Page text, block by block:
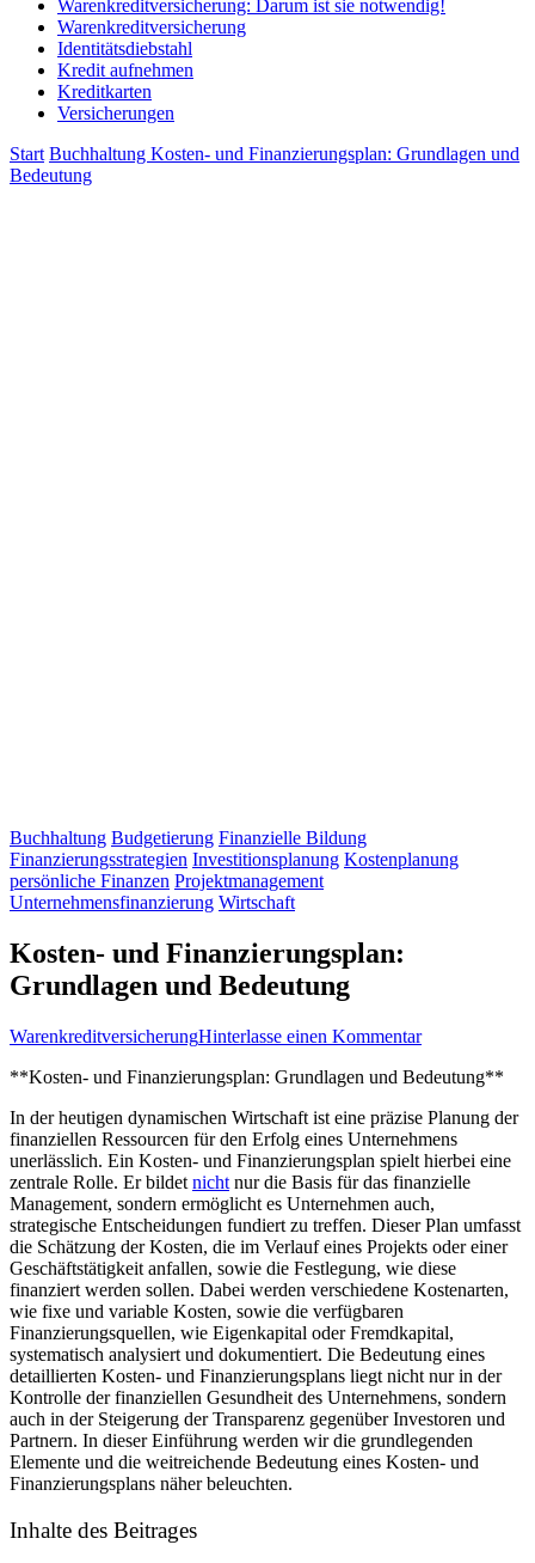
Warenkreditversicherung: Darum ist sie notwendig!
Warenkreditversicherung
Identitätsdiebstahl
Kredit aufnehmen
Kreditkarten
Versicherungen
Start Buchhaltung Kosten- und Finanzierungsplan: Grundlagen und
Bedeutung
Buchhaltung Budgetierung Finanzielle Bildung
Finanzierungsstrategien Investitionsplanung Kostenplanung
persönliche Finanzen Projektmanagement
Unternehmensfinanzierung Wirtschaft
Kosten- und Finanzierungsplan:
Grundlagen und Bedeutung
WarenkreditversicherungHinterlasse einen Kommentarzu
und
Grundlagen
und
Bedeutung
**Kosten- und Finanzierungsplan: Grundlagen und Bedeutung**
In der heutigen dynamischen Wirtschaft ist ⁣eine präzise Planung der
finanziellen⁣ Ressourcen⁤ für den Erfolg eines Unternehmens
unerlässlich. Ein Kosten- und Finanzierungsplan spielt hierbei eine
zentrale Rolle.​ Er bildet nicht nur die Basis für das finanzielle
Management, sondern ‌ermöglicht⁤ es Unternehmen auch,
strategische Entscheidungen fundiert ‌zu treffen. Dieser Plan umfasst
die Schätzung der‍ Kosten, die im ​Verlauf eines Projekts oder einer
Geschäftstätigkeit anfallen, sowie die Festlegung, wie diese
finanziert werden sollen. Dabei werden verschiedene Kostenarten,
wie fixe und variable Kosten, ‍sowie die⁢ verfügbaren
Finanzierungsquellen, wie Eigenkapital ⁢oder Fremdkapital,
systematisch analysiert und dokumentiert. Die Bedeutung eines
detaillierten Kosten- und‍ Finanzierungsplans liegt nicht ⁣nur⁢ in der
Kontrolle ‌der finanziellen Gesundheit des Unternehmens, sondern
auch in ⁣der Steigerung der Transparenz gegenüber ⁤Investoren und
Partnern. In dieser Einführung werden wir‌ die grundlegenden
Elemente und die ⁣weitreichende ⁤Bedeutung eines Kosten- und
Finanzierungsplans näher ​beleuchten.
Inhalte des Beitrages